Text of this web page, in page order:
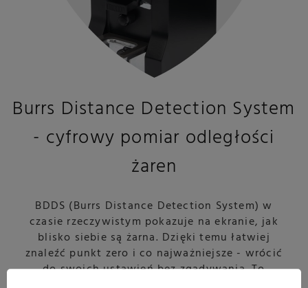
Burrs Distance Detection System
- cyfrowy pomiar odległości
żaren
BDDS (Burrs Distance Detection System) w
czasie rzeczywistym pokazuje na ekranie, jak
blisko siebie są żarna. Dzięki temu łatwiej
znaleźć punkt zero i co najważniejsze - wrócić
do swoich ustawień bez zgadywania. To